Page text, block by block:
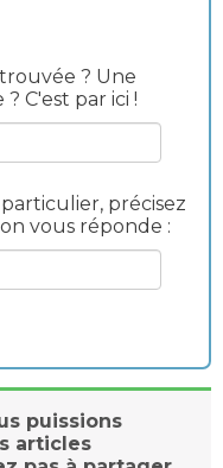
? Une
C'est par ici !
précisez
vous réponde :
puissions
articles